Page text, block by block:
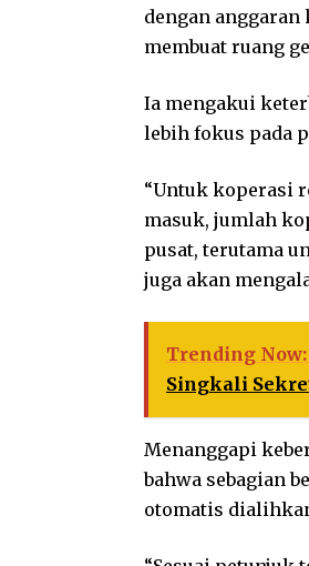
dengan anggaran
membuat ruang
Ia mengakui
lebih fokus pada
“Untuk koperasi
masuk, jumlah
pusat, terutama
juga akan
Trending Now:
Singkali
Menanggapi
bahwa sebagian
otomatis